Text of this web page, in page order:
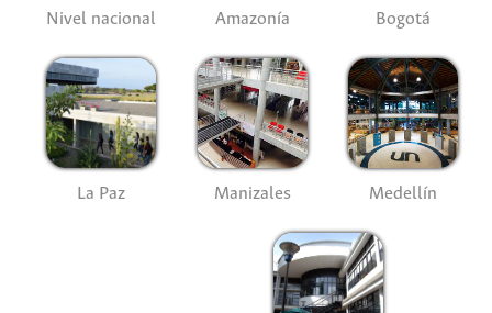
Nivel nacional Amazonía Bogotá
La Paz Manizales Medellín